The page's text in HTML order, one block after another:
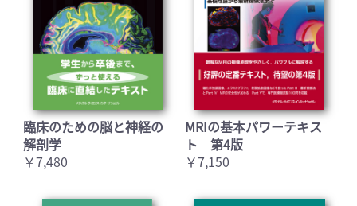
臨床のための脳と神経の
解剖学
￥7,480
MRIの基本パワーテキス
ト 第4版
￥7,150